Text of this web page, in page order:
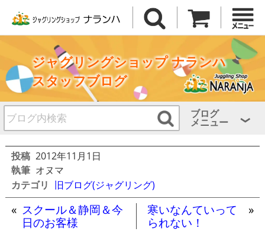
ジャグリングショップ ナランハ
スタッフブログ
ブログ
メニュー
投稿 2012年11月1日
執筆 オヌマ
カテゴリ 旧ブログ(ジャグリング)
« スクール＆静岡＆今
日のお客様
寒いなんていって
られない！
»